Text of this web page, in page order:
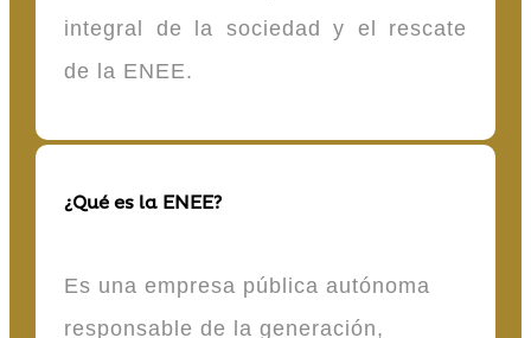
integral de la sociedad y el rescate
de la ENEE.
¿Qué es la ENEE?
Es una empresa pública autónoma
responsable de la generación,